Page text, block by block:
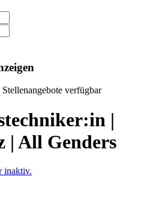
verfügbar
|
| All Genders
inaktiv.